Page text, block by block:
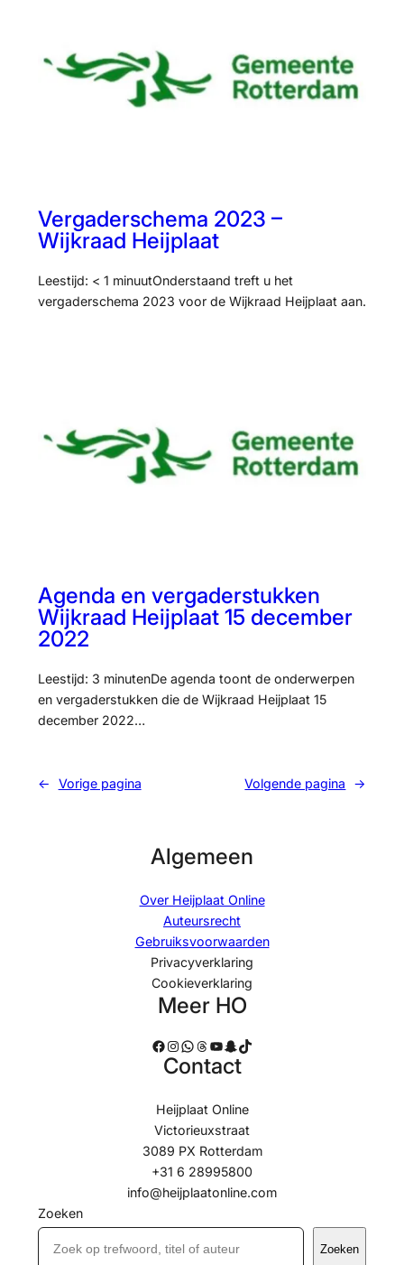
Vergaderschema 2023 –
Wijkraad Heijplaat
Leestijd: < 1 minuutOnderstaand treft u het
vergaderschema 2023 voor de Wijkraad Heijplaat aan.
Agenda en vergaderstukken
Wijkraad Heijplaat 15 december
2022
Leestijd: 3 minutenDe agenda toont de onderwerpen
en vergaderstukken die de Wijkraad Heijplaat 15
december 2022…
← Vorige pagina Volgende pagina →
Algemeen
Over Heijplaat Online
Auteursrecht
Gebruiksvoorwaarden
Privacyverklaring
Cookieverklaring
Meer HO
Facebook Instagram WhatsApp Threads YouTube Snapchat TikTok
Contact
Heijplaat Online
Victorieuxstraat
3089 PX Rotterdam
+31 6 28995800
info@heijplaatonline.com
Zoeken
Zoeken